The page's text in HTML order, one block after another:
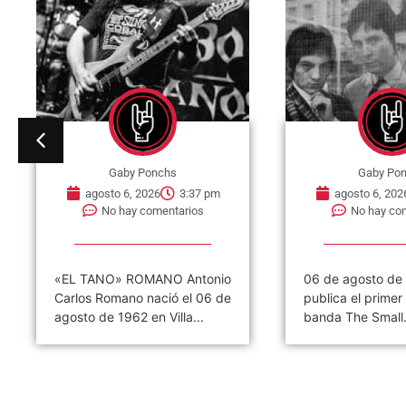
Gaby Ponchs
agosto 6, 2026
3:37 pm
No hay comentarios
«EL TANO» ROMANO Antonio
Carlos Romano nació el 06 de
agosto de 1962 en Villa...
Gaby
agosto 6,
No hay
06 de agosto de
publica el
banda The